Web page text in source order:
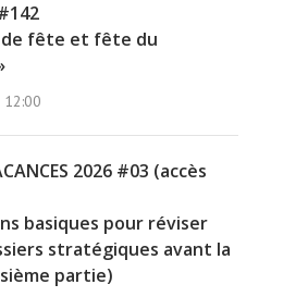
de fête et fête du
2026 #03 (accès
basiques pour réviser
stratégiques avant la
partie)